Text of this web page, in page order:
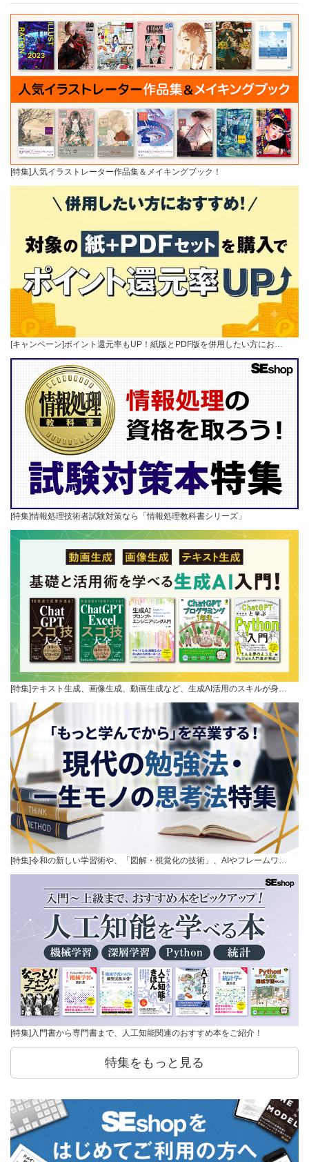
[特集]人気イラストレーター作品集＆メイキングブック！
[キャンペーン]ポイント還元率もUP！紙版とPDF版を併用したい方にお…
[特集]情報処理技術者試験対策なら「情報処理教科書シリーズ」
[特集]テキスト生成、画像生成、動画生成など、生成AI活用のスキルが身…
[特集]令和の新しい学習術や、「図解・視覚化の技術」、AIやフレームワ…
[特集]入門書から専門書まで、人工知能関連のおすすめ本をご紹介！
特集をもっと見る